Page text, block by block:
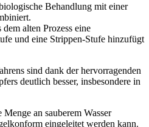
Behandlung mit einer
alten Prozess eine
und eine Strippen-Stufe hinzufügt
sind dank der hervorragenden
deutlich besser, insbesondere in
an sauberem Wasser
eingeleitet werden kann.